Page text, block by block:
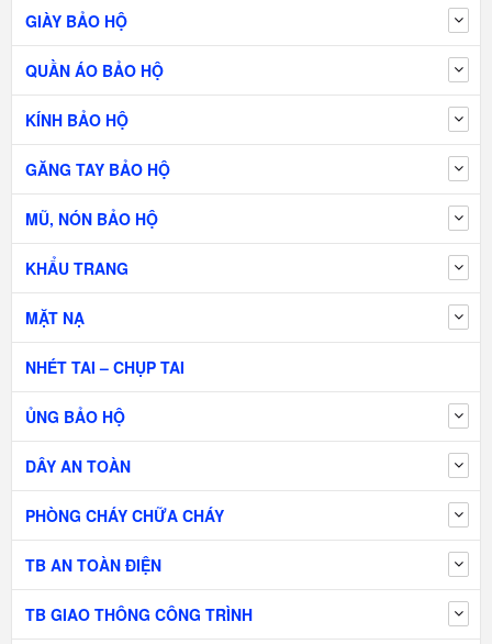
GIÀY BẢO HỘ
QUẦN ÁO BẢO HỘ
KÍNH BẢO HỘ
GĂNG TAY BẢO HỘ
MŨ, NÓN BẢO HỘ
KHẨU TRANG
MẶT NẠ
NHÉT TAI – CHỤP TAI
ỦNG BẢO HỘ
DÂY AN TOÀN
PHÒNG CHÁY CHỮA CHÁY
TB AN TOÀN ĐIỆN
TB GIAO THÔNG CÔNG TRÌNH